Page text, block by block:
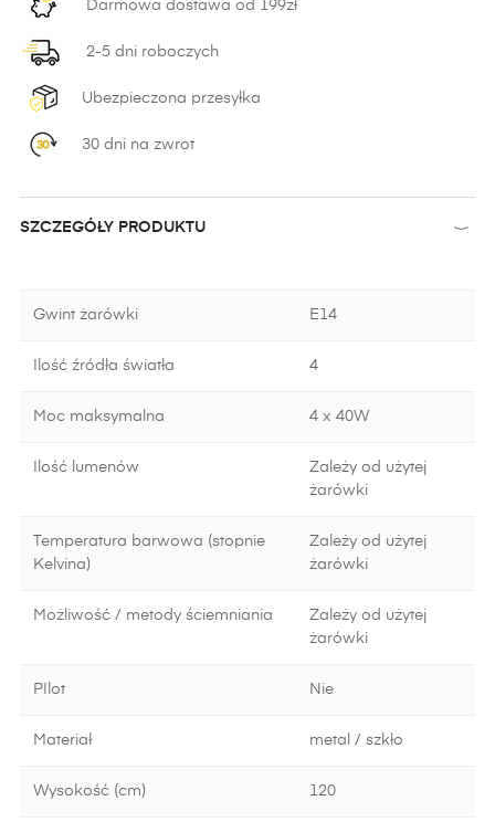
Darmowa dostawa od 199zł
2-5 dni roboczych
Ubezpieczona przesyłka
30 dni na zwrot
SZCZEGÓŁY PRODUKTU
Gwint żarówki E14
Ilość źródła światła 4
Moc maksymalna 4 x 40W
Ilość lumenów
Zależy od użytej
żarówki
Temperatura barwowa (stopnie
Kelvina)
Zależy od użytej
żarówki
Możliwość / metody ściemniania
Zależy od użytej
żarówki
PIlot Nie
Materiał metal / szkło
Wysokość (cm) 120